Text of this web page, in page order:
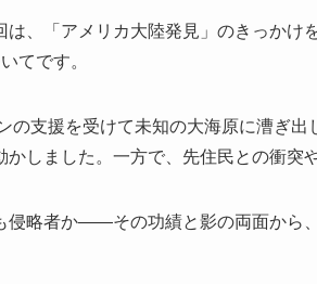
は、「アメリカ大陸発見」のきっか
てです。
の支援を受けて未知の大海原に漕ぎ
かしました。一方で、先住民との衝突
侵略者か――その功績と影の両面から